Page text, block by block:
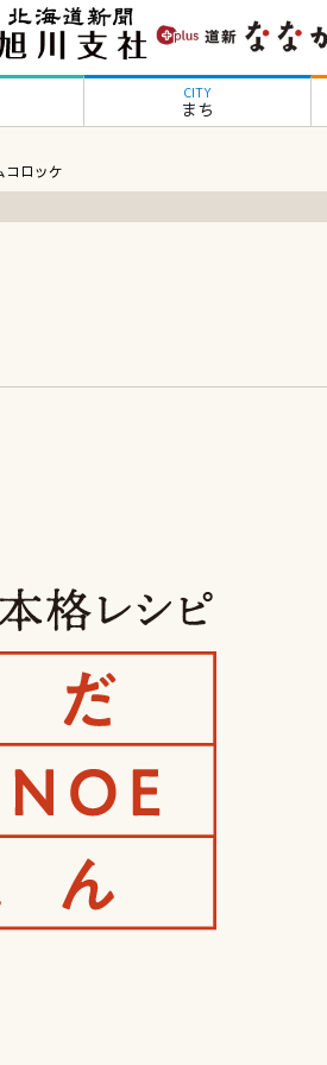
CITY
まち
ロッケ